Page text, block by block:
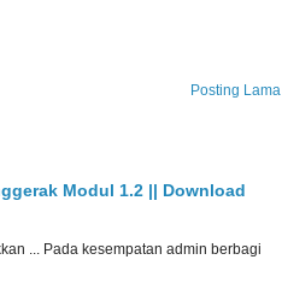
Posting Lama
Modul 1.2 || Download
... Pada kesempatan admin berbagi